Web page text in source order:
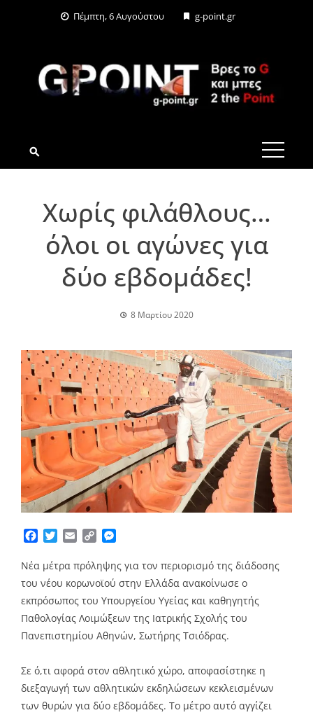
Πέμπτη, 6 Αυγούστου g-point.gr
G-POINT.GR
Xωρίς φιλάθλους…
όλοι οι αγώνες για
δύο εβδομάδες!
8 Μαρτίου 2020
Facebook
TwitterEmailCopy
Νέα μέτρα πρόληψης για τον περιορισμό της διάδοσης
του νέου κορωνοϊού στην Ελλάδα ανακοίνωσε ο
εκπρόσωπος του Υπουργείου Υγείας και καθηγητής
Παθολογίας Λοιμώξεων της Ιατρικής Σχολής του
Πανεπιστημίου Αθηνών, Σωτήρης Τσιόδρας.
Σε ό,τι αφορά στον αθλητικό χώρο, αποφασίστηκε η
διεξαγωγή των αθλητικών εκδηλώσεων κεκλεισμένων
των θυρών για δύο εβδομάδες. Το μέτρο αυτό αγγίζει